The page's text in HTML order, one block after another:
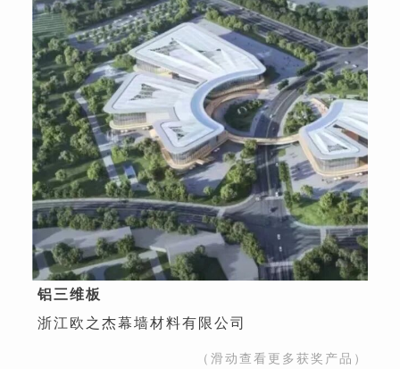
铝三维板
浙江欧之杰幕墙材料有限公司
（滑动查看更多获奖产品）